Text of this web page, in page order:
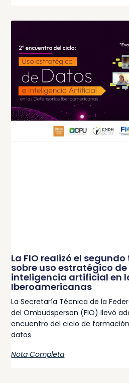
La FIO realizó el
sobre uso estratégico
inteligencia artificial en
Iberoamericanas
La Secretaría Técnica de la
del Ombudsperson (FIO) llevó
encuentro del ciclo de
datos
Nota Completa